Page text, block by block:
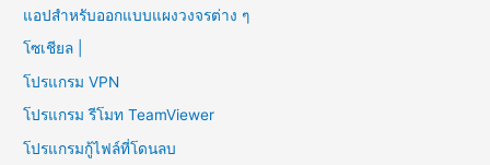
แอปสำหรับออกแบบแผงวงจรต่าง ๆ
โซเชียล |
โปรแกรม VPN
โปรแกรม รีโมท TeamViewer
โปรแกรมกู้ไฟล์ที่โดนลบ